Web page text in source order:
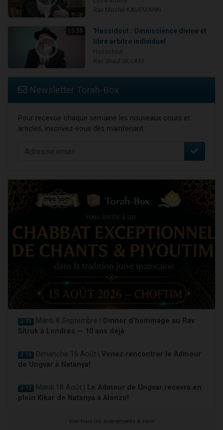
15:36
'Hassidout : Omniscience divine et
libre arbitre individuel
Newsletter Torah-Box
Pour recevoir chaque semaine les nouveaux cours et
articles, inscrivez-vous dès maintenant :
J-33 Mardi 8 Septembre |
Dinner d'hommage au Rav
Sitruk à Londres — 10 ans déjà
J-10 Dimanche 16 Août | Venez rencontrer le Admour
de Ungvar à Natanya!
J-12 Mardi 18 Août |
Le Admour de Ungvar recevra en
plein Kikar de Natanya à Alonzo!
Voir tous les événements à venir